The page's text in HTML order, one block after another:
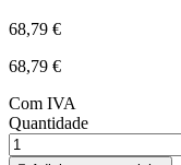
68,79 €
68,79 €
Com IVA
Quantidade